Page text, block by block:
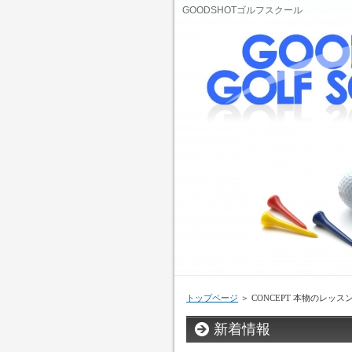
GOODSHOTゴルフスクール
トップページ ＞ CONCEPT 本物のレッス
新着情報